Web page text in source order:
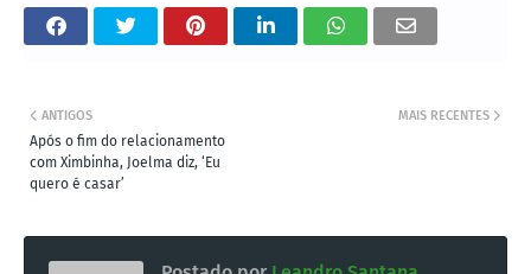
MAIS RECENTES
ANTIGOS
Após o fim do relacionamento
com Ximbinha, Joelma diz, ‘Eu
quero é casar’